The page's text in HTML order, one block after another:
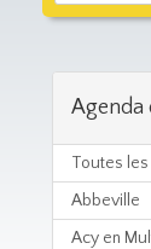
Agenda
Toutes
Abbeville
Acy en